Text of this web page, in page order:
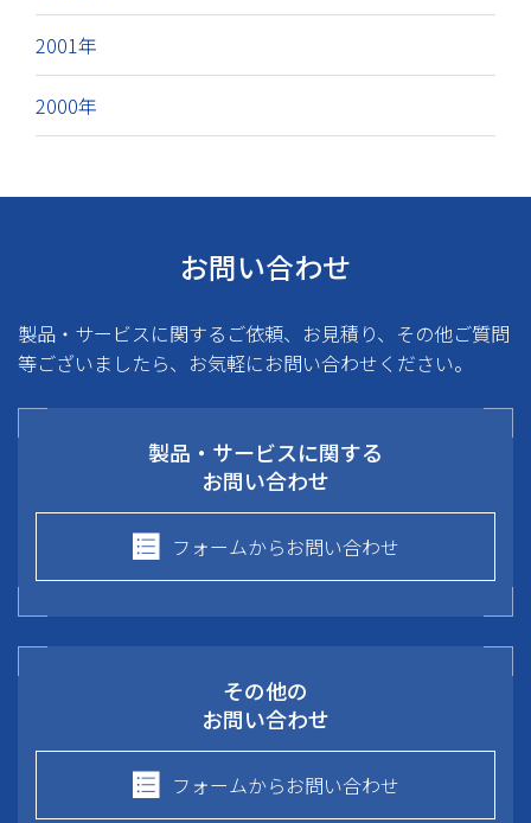
2001年
2000年
お問い合わせ
製品・サービスに関するご依頼、お見積り、その他ご質問
等ございましたら、お気軽にお問い合わせください。
製品・サービスに関する
お問い合わせ
フォームからお問い合わせ
その他の
お問い合わせ
フォームからお問い合わせ